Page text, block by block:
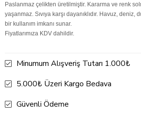
Paslanmaz çelikten üretilmiştir. Kararma ve renk
yaşanmaz. Sıvıya karşı dayanıklıdır. Havuz,
bir kullanım imkanı sunar.
Fiyatlarımıza KDV dahildir.
Minumum Alışveriş Tutarı 1.000₺
5.000₺ Üzeri Kargo Bedava
Güvenli Ödeme